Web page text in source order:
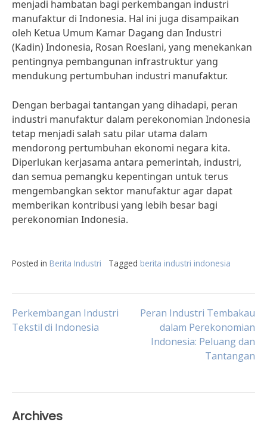
menjadi hambatan bagi perkembangan industri
manufaktur di Indonesia. Hal ini juga disampaikan
oleh Ketua Umum Kamar Dagang dan Industri
(Kadin) Indonesia, Rosan Roeslani, yang menekankan
pentingnya pembangunan infrastruktur yang
mendukung pertumbuhan industri manufaktur.
Dengan berbagai tantangan yang dihadapi, peran
industri manufaktur dalam perekonomian Indonesia
tetap menjadi salah satu pilar utama dalam
mendorong pertumbuhan ekonomi negara kita.
Diperlukan kerjasama antara pemerintah, industri,
dan semua pemangku kepentingan untuk terus
mengembangkan sektor manufaktur agar dapat
memberikan kontribusi yang lebih besar bagi
perekonomian Indonesia.
Posted in Berita Industri Tagged berita industri indonesia
Post
Perkembangan Industri
Tekstil di Indonesia
Peran Industri Tembakau
dalam Perekonomian
Indonesia: Peluang dan
Tantangan
Archives